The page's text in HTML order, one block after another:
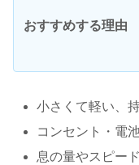
おすすめする理由
小さくて軽い、
コンセント・電
息の量やスピー